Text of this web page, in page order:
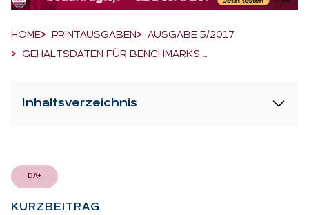
Breadcrumb-Navigation
HOME PRINTAUSGABEN
AUSGABE 5/2017
GEHALTSDATEN FÜR BENCHMARKS …
Inhaltsverzeichnis
DA+
KURZ­BEI­TRAG